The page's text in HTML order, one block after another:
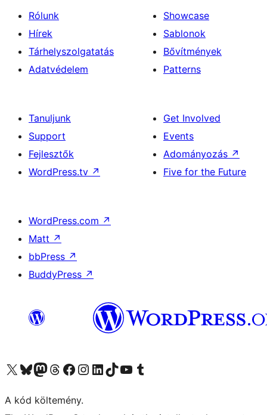
Rólunk
Hírek
Tárhelyszolgatatás
Adatvédelem
Showcase
Sablonok
Bővítmények
Patterns
Tanuljunk
Support
Fejlesztők
WordPress.tv ↗
Get Involved
Events
Adományozás ↗
Five for the Future
WordPress.com ↗
Matt ↗
bbPress ↗
BuddyPress ↗
Visit our X (formerly Twitter) account
Visit our Bluesky account
Twitter csatornánk
Visit our Threads account
Facebook oldalunk megtekintése
Visit our Instagram account
Visit our LinkedIn account
Visit our TikTok account
Visit our YouTube channel
Visit our Tumblr account
A kód költemény.